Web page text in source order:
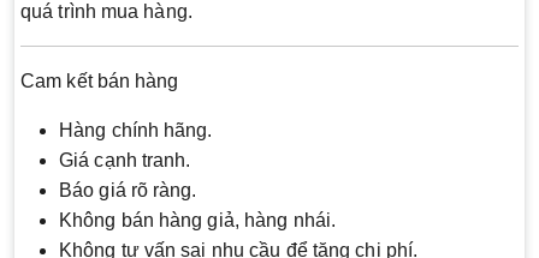
quá trình mua hàng.
Cam kết bán hàng
Hàng chính hãng.
Giá cạnh tranh.
Báo giá rõ ràng.
Không bán hàng giả, hàng nhái.
Không tư vấn sai nhu cầu để tăng chi phí.